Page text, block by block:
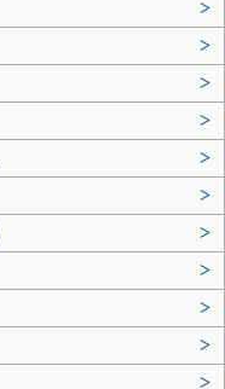
>
>
>
>
>
>
>
>
>
>
>